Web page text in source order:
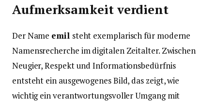
Aufmerksamkeit verdient
Der Name emil steht exemplarisch für moderne
Namensrecherche im digitalen Zeitalter. Zwischen
Neugier, Respekt und Informationsbedürfnis
entsteht ein ausgewogenes Bild, das zeigt, wie
wichtig ein verantwortungsvoller Umgang mit